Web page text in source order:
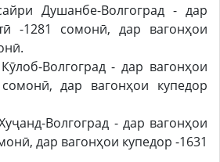
Душанбе-Волгоград - дар
-1281 сомонӣ, дар вагонҳои
Волгоград - дар вагонҳои
дар вагонҳои купедор
Волгоград - дар вагонҳои
дар вагонҳои купедор -1631